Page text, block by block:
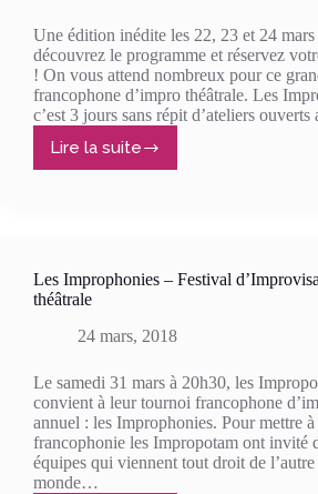
Une édition inédite les 22, 23 et 24 mars
découvrez le programme et réservez
! On vous attend nombreux pour ce
francophone d’impro théâtrale. Les
c’est 3 jours sans répit d’ateliers
Lire la suiteImprophonies
2019
Les Improphonies – Festival
théâtrale
24 mars, 2018
Le samedi 31 mars à 20h30, les
convient à leur tournoi francophone
annuel : les Improphonies. Pour mettre à
francophonie les Impropotam ont invité
équipes qui viennent tout droit de l’autre
monde…